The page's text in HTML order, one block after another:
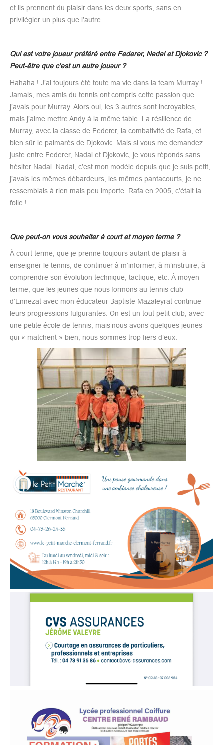
et ils prennent du plaisir dans les deux sports, sans en
privilégier un plus que l’autre.
Qui est votre joueur préféré entre Federer, Nadal et Djokovic ?
Peut-être que c’est un autre joueur ?
Hahaha ! J’ai toujours été toute ma vie dans la team Murray !
Jamais, mes amis du tennis ont compris cette passion que
j’avais pour Murray. Alors oui, les 3 autres sont incroyables,
mais j’aime mettre Andy à la même table. La résilience de
Murray, avec la classe de Federer, la combativité de Rafa, et
bien sûr le palmarès de Djokovic. Mais si vous me demandez
juste entre Federer, Nadal et Djokovic, je vous réponds sans
hésiter Nadal. Nadal, c’est mon modèle depuis que je suis petit,
j’avais les mêmes débardeurs, les mêmes pantacourts, je ne
ressemblais à rien mais peu importe. Rafa en 2005, c’était la
folie !
Que peut-on vous souhaiter à court et moyen terme ?
À court terme, que je prenne toujours autant de plaisir à
enseigner le tennis, de continuer à m’informer, à m’instruire, à
comprendre son évolution technique, tactique, etc. À moyen
terme, que les jeunes que nous formons au tennis club
d’Ennezat avec mon éducateur Baptiste Mazaleyrat continue
leurs progressions fulgurantes. On est un tout petit club, avec
une petite école de tennis, mais nous avons quelques jeunes
qui « matchent » bien, nous sommes trop fiers d’eux.